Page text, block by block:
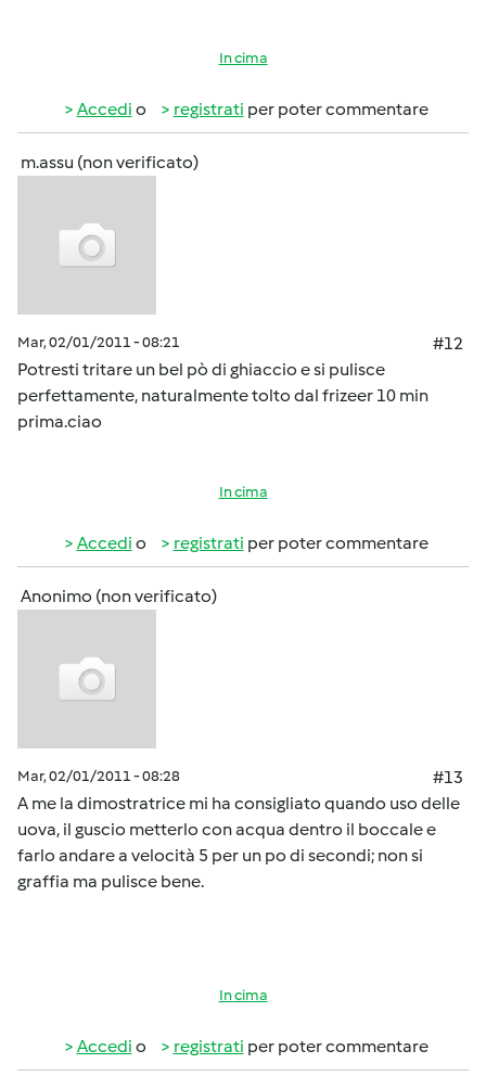
In cima
Accedi o registrati per poter commentare
m.assu (non verificato)
Mar, 02/01/2011 - 08:21
#12
Potresti tritare un bel pò di ghiaccio e si pulisce
perfettamente, naturalmente tolto dal frizeer 10 min
prima.ciao
In cima
Accedi o registrati per poter commentare
Anonimo (non verificato)
Mar, 02/01/2011 - 08:28
#13
A me la dimostratrice mi ha consigliato quando uso delle
uova, il guscio metterlo con acqua dentro il boccale e
farlo andare a velocità 5 per un po di secondi; non si
graffia ma pulisce bene.
In cima
Accedi o registrati per poter commentare